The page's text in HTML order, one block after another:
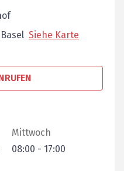
Basel Siehe Karte
Mittwoch
08:00 - 17:00